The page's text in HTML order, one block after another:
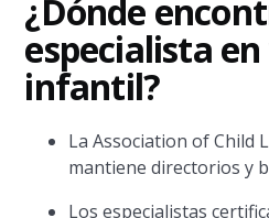
¿Dónde
especialista
infantil?
La Association of Child
mantiene directorios y
Los especialistas